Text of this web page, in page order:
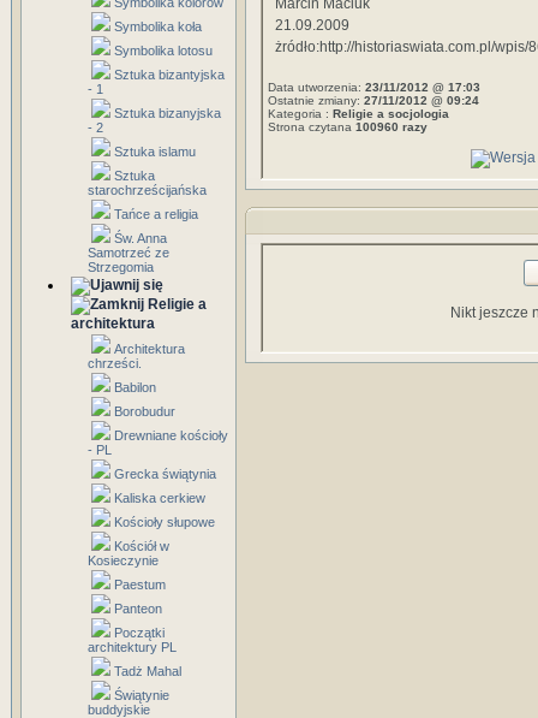
Symbolika koła
Symbolika lotosu
Sztuka bizantyjska
- 1
Sztuka bizanyjska
- 2
Sztuka islamu
Sztuka
starochrześcijańska
Tańce a religia
Św. Anna
Samotrzeć ze
Strzegomia
Religie a
architektura
Architektura
chrześci.
Babilon
Borobudur
Drewniane kościoły
- PL
Grecka świątynia
Kaliska cerkiew
Kościoły słupowe
Kościół w
Kosieczynie
Paestum
Panteon
Początki
architektury PL
Tadż Mahal
Świątynie
buddyjskie
Marcin Maciuk
21.09.2009
żródło:http://historiaswiata.com.pl/wpis/
Data utworzenia: 23/11/2012 @ 17:03
Ostatnie zmiany: 27/11/2012 @ 09:24
Kategoria : Religie a socjologia
Strona czytana 100960 razy
Nikt jeszcze